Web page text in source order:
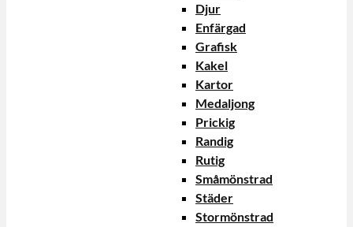
Djur
Enfärgad
Grafisk
Kakel
Kartor
Medaljong
Prickig
Randig
Rutig
Småmönstrad
Städer
Stormönstrad